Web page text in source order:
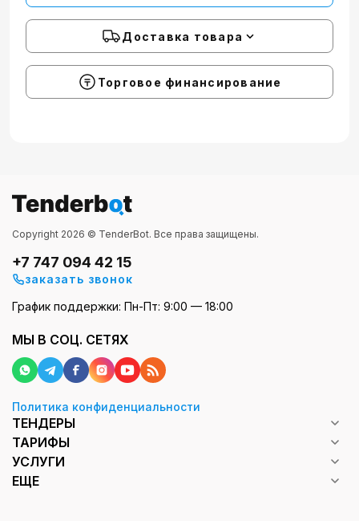
Доставка товара
Торговое финансирование
Copyright 2026 © TenderBot. Все права защищены.
+7 747 094 42 15
заказать звонок
График поддержки: Пн-Пт: 9:00 — 18:00
МЫ В СОЦ. СЕТЯХ
Политика конфиденциальности
ТЕНДЕРЫ
ТАРИФЫ
УСЛУГИ
ЕЩЕ